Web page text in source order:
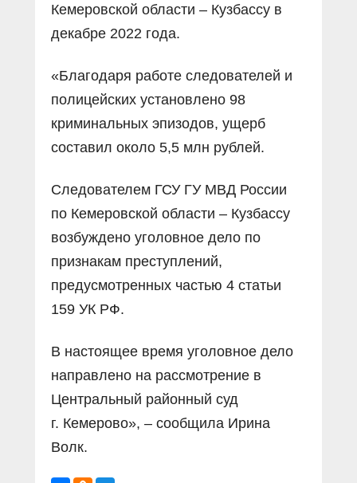
Кемеровской области – Кузбассу в
декабре 2022 года.
«Благодаря работе следователей и
полицейских установлено 98
криминальных эпизодов, ущерб
составил около 5,5 млн рублей.
Следователем ГСУ ГУ МВД России
по Кемеровской области – Кузбассу
возбуждено уголовное дело по
признакам преступлений,
предусмотренных частью 4 статьи
159 УК РФ.
В настоящее время уголовное дело
направлено на рассмотрение в
Центральный районный суд
г. Кемерово», – сообщила Ирина
Волк.